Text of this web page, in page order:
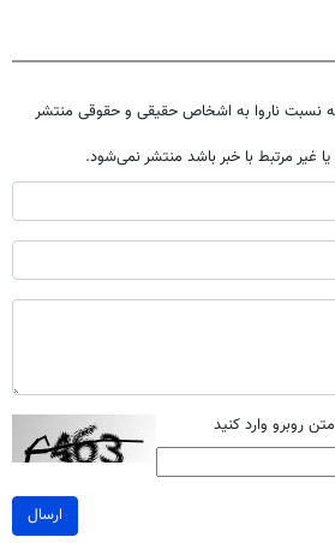
نسبت ناروا به اشخاص حقیقی و حقوقی منتشر
یا غیر مرتبط با خبر باشد منتشر نمی‌شود.
روبرو وارد کنید
ارسال